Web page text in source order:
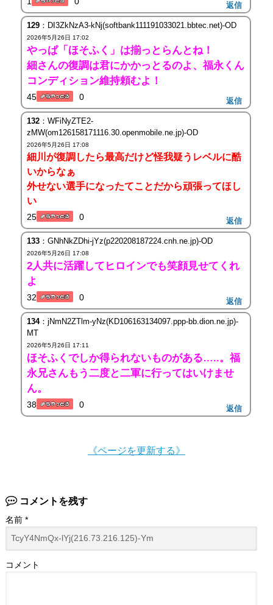
返信
129：DI3ZkNzA3-kNj(softbank111191033021.bbtec.net)-OD
2026年5月26日 17:02
やっぱ「ほそふく」は揃っとらんとね！
細さんの復調は君にかかっとるのよ、福永くん
コンディション維持頼むよ！
45 0 返信
132：WFiNyZTE2-
zMW(om126158171116.30.openmobile.ne.jp)-OD
2026年5月26日 17:08
細川が復調したら最高だけど怪我疑うレベルに酷
いからなぁ
外せない選手になったてことだから頑張ってほし
い
25 0 返信
133：GNhNkZDhi-jYz(p220208187224.cnh.ne.jp)-OD
2026年5月26日 17:08
2人共に活躍してヒロインでも笑顔見せてくれ
よ
32 0 返信
134：jNmN2ZTlm-yNz(KD106163134097.ppp-bb.dion.ne.jp)-
MT
2026年5月26日 17:11
ほそふくでしか得られないものがある…..。福
永兄さんもう二度と二軍に行ってはいけませ
ん。
38 0 返信
《ページを更新する》
コメントを残す
名前 *
コメント